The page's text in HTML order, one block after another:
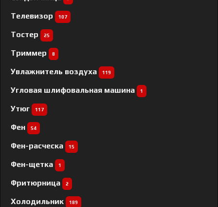
Телевизор 107
Тостер 25
Триммер 8
Увлажнитель воздуха 119
Угловая шлифовальная машина 1
Утюг 117
Фен 54
Фен-расческа 15
Фен-щетка 1
Фритюрница 2
Холодильник 189